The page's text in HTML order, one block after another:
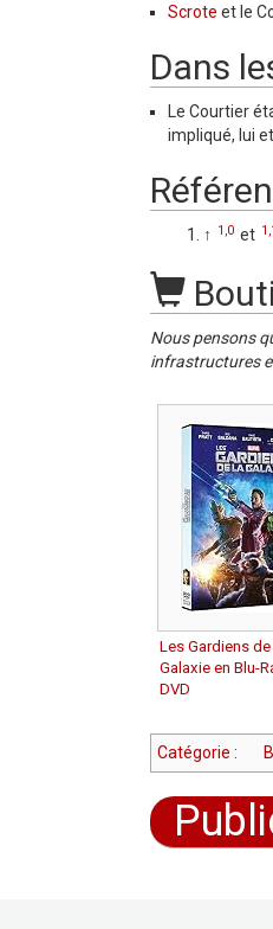
Scrote et le
Dans
Le Courtier
impliqué, lui
↑ 1,0 et
Nous pensons
infrastructures
Les Gardiens de
Galaxie en Blu-
DVD
Catégorie :